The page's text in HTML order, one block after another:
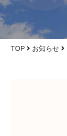
TOP お知らせ